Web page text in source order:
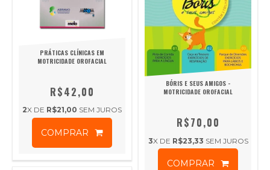
PRÁTICAS CLÍNICAS EM
MOTRICIDADE OROFACIAL
R$42,00
2X DE R$21,00 SEM JUROS
COMPRAR
BÓRIS E SEUS AMIGOS -
MOTRICIDADE OROFACIAL
R$70,00
3X DE R$23,33 SEM JUROS
COMPRAR